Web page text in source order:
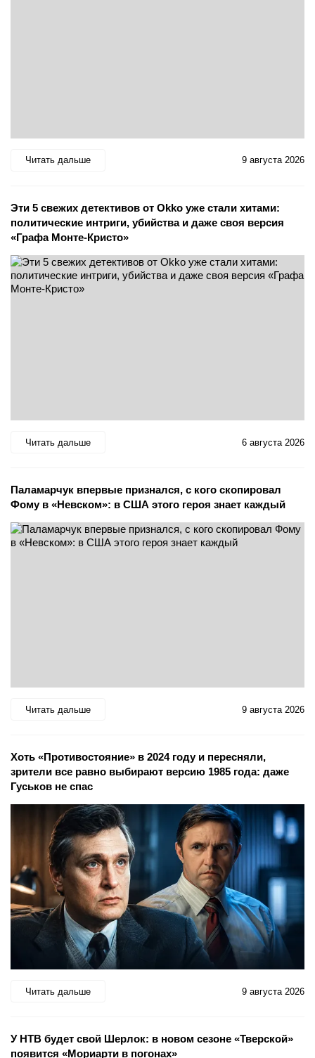
Читать дальше 9 августа 2026
Эти 5 свежих детективов от Okko уже стали хитами:
политические интриги, убийства и даже своя версия
«Графа Монте-Кристо»
Читать дальше 6 августа 2026
Паламарчук впервые признался, с кого скопировал
Фому в «Невском»: в США этого героя знает каждый
Читать дальше 9 августа 2026
Хоть «Противостояние» в 2024 году и пересняли,
зрители все равно выбирают версию 1985 года: даже
Гуськов не спас
Читать дальше 9 августа 2026
У НТВ будет свой Шерлок: в новом сезоне «Тверской»
появится «Мориарти в погонах»